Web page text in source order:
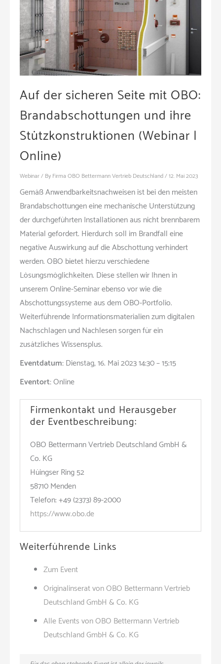
Auf der sicheren Seite mit OBO:
Brandabschottungen und ihre
Stützkonstruktionen (Webinar |
Online)
Webinar/ By Firma OBO Bettermann Vertrieb Deutschland/12. Mai 2023
Gemäß Anwendbarkeitsnachweisen ist bei den meisten
Brandabschottungen eine mechanische Unterstützung
der durchgeführten Installationen aus nicht brennbarem
Material gefordert. Hierdurch soll im Brandfall eine
negative Auswirkung auf die Abschottung verhindert
werden. OBO bietet hierzu verschiedene
Lösungsmöglichkeiten. Diese stellen wir Ihnen in
unserem Online-Seminar ebenso vor wie die
Abschottungssysteme aus dem OBO-Portfolio.
Weiterführende Informationsmaterialien zum digitalen
Nachschlagen und Nachlesen sorgen für ein
zusätzliches Wissensplus.
Eventdatum:Dienstag, 16. Mai 2023 14:30 – 15:15
Eventort:Online
Firmenkontakt und Herausgeber
der Eventbeschreibung:
OBO Bettermann Vertrieb Deutschland GmbH &
Co. KG
Hüingser Ring 52
58710 Menden
Telefon: +49 (2373) 89-2000
https://www.obo.de
Weiterführende Links
Zum Event
Originalinserat von OBO Bettermann Vertrieb
Deutschland GmbH & Co. KG
Alle Events von OBO Bettermann Vertrieb
Deutschland GmbH & Co. KG